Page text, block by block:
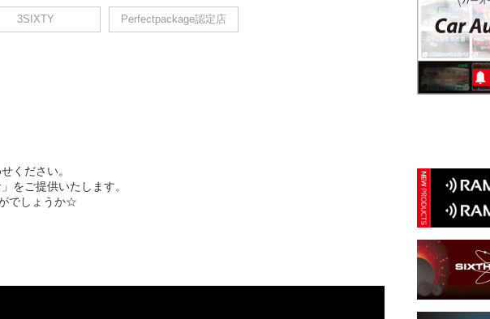
3SIXTY Perfectpackage認定店
ください。
をご提供いたします。
でしょうか☆